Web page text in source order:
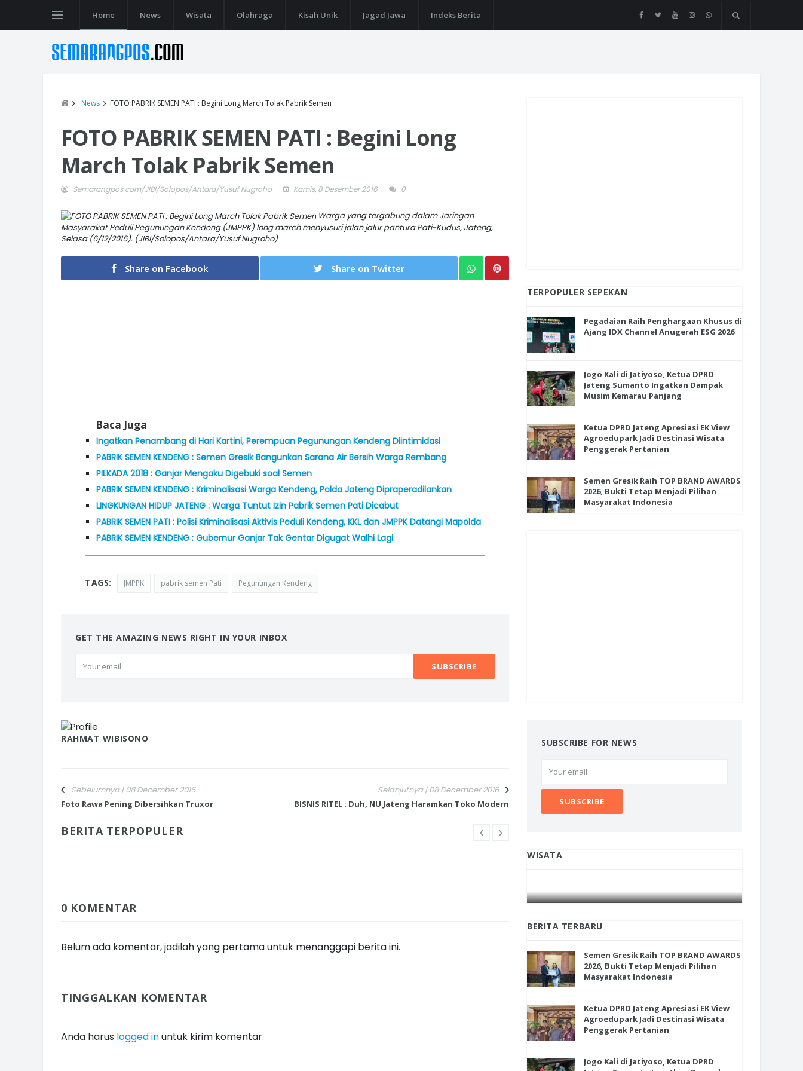
Home News Wisata Olahraga Kisah Unik Jagad Jawa Indeks Berita
News FOTO PABRIK SEMEN PATI : Begini Long March Tolak Pabrik Semen
FOTO PABRIK SEMEN PATI : Begini Long
March Tolak Pabrik Semen
Semarangpos.com/JIBI/Solopos/Antara/Yusuf Nugroho Kamis, 8 Desember 2016 0
Warga yang tergabung dalam Jaringan
Masyarakat Peduli Pegunungan Kendeng (JMPPK) long march menyusuri jalan jalur pantura Pati-Kudus, Jateng,
Selasa (6/12/2016). (JIBI/Solopos/Antara/Yusuf Nugroho)
Share on Facebook Share on Twitter
Baca Juga
Ingatkan Penambang di Hari Kartini, Perempuan Pegunungan Kendeng Diintimidasi
PABRIK SEMEN KENDENG : Semen Gresik Bangunkan Sarana Air Bersih Warga Rembang
PILKADA 2018 : Ganjar Mengaku Digebuki soal Semen
PABRIK SEMEN KENDENG : Kriminalisasi Warga Kendeng, Polda Jateng Dipraperadilankan
LINGKUNGAN HIDUP JATENG : Warga Tuntut Izin Pabrik Semen Pati Dicabut
PABRIK SEMEN PATI : Polisi Kriminalisasi Aktivis Peduli Kendeng, KKL dan JMPPK Datangi Mapolda
PABRIK SEMEN KENDENG : Gubernur Ganjar Tak Gentar Digugat Walhi Lagi
TAGS: JMPPK pabrik semen Pati Pegunungan Kendeng
GET THE AMAZING NEWS RIGHT IN YOUR INBOX
RAHMAT WIBISONO
Sebelumnya | 08 December 2016
Foto Rawa Pening Dibersihkan Truxor
Selanjutnya | 08 December 2016
BISNIS RITEL : Duh, NU Jateng Haramkan Toko Modern
BERITA TERPOPULER
0 KOMENTAR
Belum ada komentar, jadilah yang pertama untuk menanggapi berita ini.
TINGGALKAN KOMENTAR
Anda harus logged inuntuk kirim komentar.
TERPOPULER SEPEKAN
Pegadaian Raih Penghargaan Khusus di
Ajang IDX Channel Anugerah ESG 2026
Jogo Kali di Jatiyoso, Ketua DPRD
Jateng Sumanto Ingatkan Dampak
Musim Kemarau Panjang
Ketua DPRD Jateng Apresiasi EK View
Agroedupark Jadi Destinasi Wisata
Penggerak Pertanian
Semen Gresik Raih TOP BRAND AWARDS
2026, Bukti Tetap Menjadi Pilihan
Masyarakat Indonesia
SUBSCRIBE FOR NEWS
WISATA
BERITA TERBARU
Semen Gresik Raih TOP BRAND AWARDS
2026, Bukti Tetap Menjadi Pilihan
Masyarakat Indonesia
Ketua DPRD Jateng Apresiasi EK View
Agroedupark Jadi Destinasi Wisata
Penggerak Pertanian
Jogo Kali di Jatiyoso, Ketua DPRD